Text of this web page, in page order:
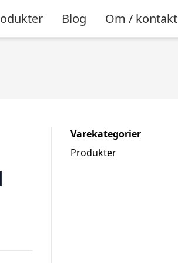
Blog Om / kontakt
Varekategorier
Produkter